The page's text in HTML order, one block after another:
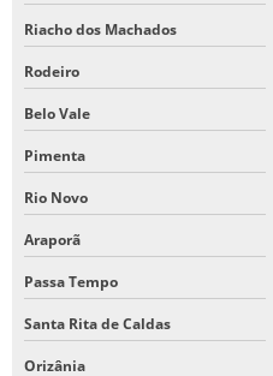
Riacho dos Machados
Rodeiro
Belo Vale
Pimenta
Rio Novo
Araporã
Passa Tempo
Santa Rita de Caldas
Orizânia